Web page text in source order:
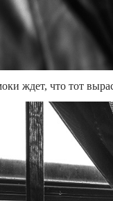
ждет, что тот